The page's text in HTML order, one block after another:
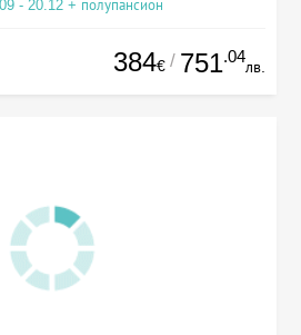
- 20.12 + полупансион
384€ / 751.04
лв.